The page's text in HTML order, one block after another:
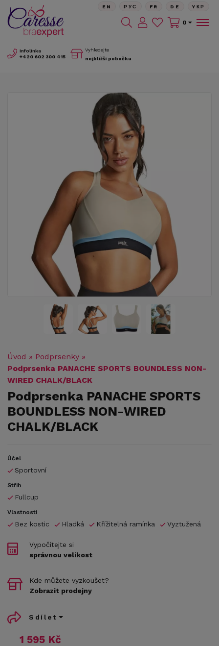
Infolinka
+420 602 300 415
Vyhledejte
nejbližší pobočku
EN РУС FR DE YКР
0
Úvod » Podprsenky »
Podprsenka PANACHE SPORTS BOUNDLESS NON-
WIRED CHALK/BLACK
Podprsenka PANACHE SPORTS
BOUNDLESS NON-WIRED
CHALK/BLACK
Účel
Sportovní
Střih
Fullcup
Vlastnosti
Bez kostic Hladká Křížitelná ramínka Vyztužená
1 595 Kč
Vypočítejte si
správnou velikost
Kde můžete vyzkoušet?
Zobrazit prodejny
Sdílet